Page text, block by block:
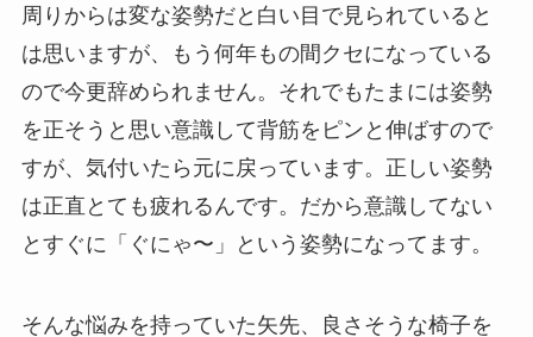
周りからは変な姿勢だと白い目で見られていると
は思いますが、もう何年もの間クセになっている
ので今更辞められません。それでもたまには姿勢
を正そうと思い意識して背筋をピンと伸ばすので
すが、気付いたら元に戻っています。正しい姿勢
は正直とても疲れるんです。だから意識してない
とすぐに「ぐにゃ〜」という姿勢になってます。
そんな悩みを持っていた矢先、良さそうな椅子を